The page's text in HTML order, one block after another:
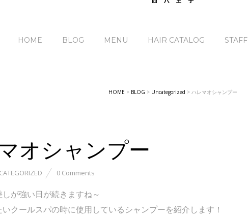
HOME BLOG MENU HAIR CATALOG STAFF
HOME > BLOG > Uncategorized > ハレマオシャンプー
オシャンプー
0 Comments
が強い日が続きますね～
クールスパの時に使用しているシャンプーを紹介します！